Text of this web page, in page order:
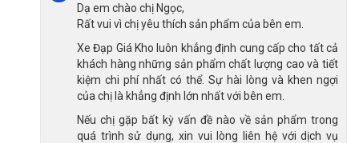
Phuộc xe đạp có khả năng giảm chấn, giảm đau mỏi sau khi đạp
Sự kết hợp giữa khung thép chắc chắn và hệ thống giảm xóc
phía trước không chỉ nâng cao độ bền của xe, mà còn mang lại
Dạ em chào chị Ngọc,
Rất vui vì chị yêu thích sản phẩm của bên em.
Xe Đạp Giá Kho luôn khẳng định cung cấp cho tất cả
khách hàng những sản phẩm chất lượng cao và tiết
kiệm chi phí nhất có thể. Sự hài lòng và khen ngợi
của chị là khẳng định lớn nhất với bên em.
Nếu chị gặp bất kỳ vấn đề nào về sản phẩm trong
quá trình sử dụng, xin vui lòng liên hệ với dịch vụ